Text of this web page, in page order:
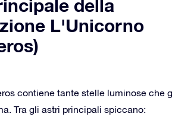
della
L'Unicorno
contiene tante stelle luminose che
Tra gli astri principali spiccano: